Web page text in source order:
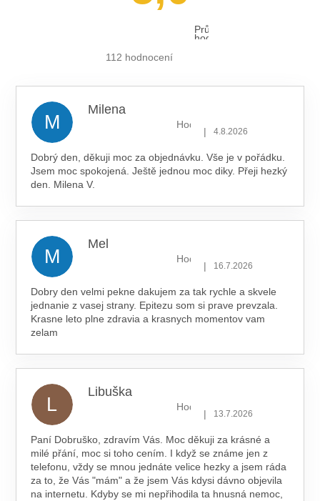
Průměrné
hodnocení
112 hodnocení
M
Milena
Hodnocení obchodu je 5 z 5
| 4.8.2026
Dobrý den, děkuji moc za objednávku. Vše je v pořádku.
Jsem moc spokojená. Ještě jednou moc diky. Přeji hezký
den. Milena V.
M
Mel
Hodnocení obchodu je 5 z 5
| 16.7.2026
Dobry den velmi pekne dakujem za tak rychle a skvele
jednanie z vasej strany. Epitezu som si prave prevzala.
Krasne leto plne zdravia a krasnych momentov vam
zelam
L
Libuška
Hodnocení obchodu je 5 z 5
| 13.7.2026
Paní Dobruško, zdravím Vás. Moc děkuji za krásné a
milé přání, moc si toho cením. I když se známe jen z
telefonu, vždy se mnou jednáte velice hezky a jsem ráda
za to, že Vás "mám" a že jsem Vás kdysi dávno objevila
na internetu. Kdyby se mi nepřihodila ta hnusná nemoc,